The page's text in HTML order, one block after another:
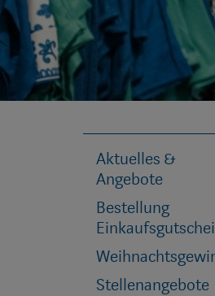
Aktuelles &
Angebote
Bestellung
Stellenangebote